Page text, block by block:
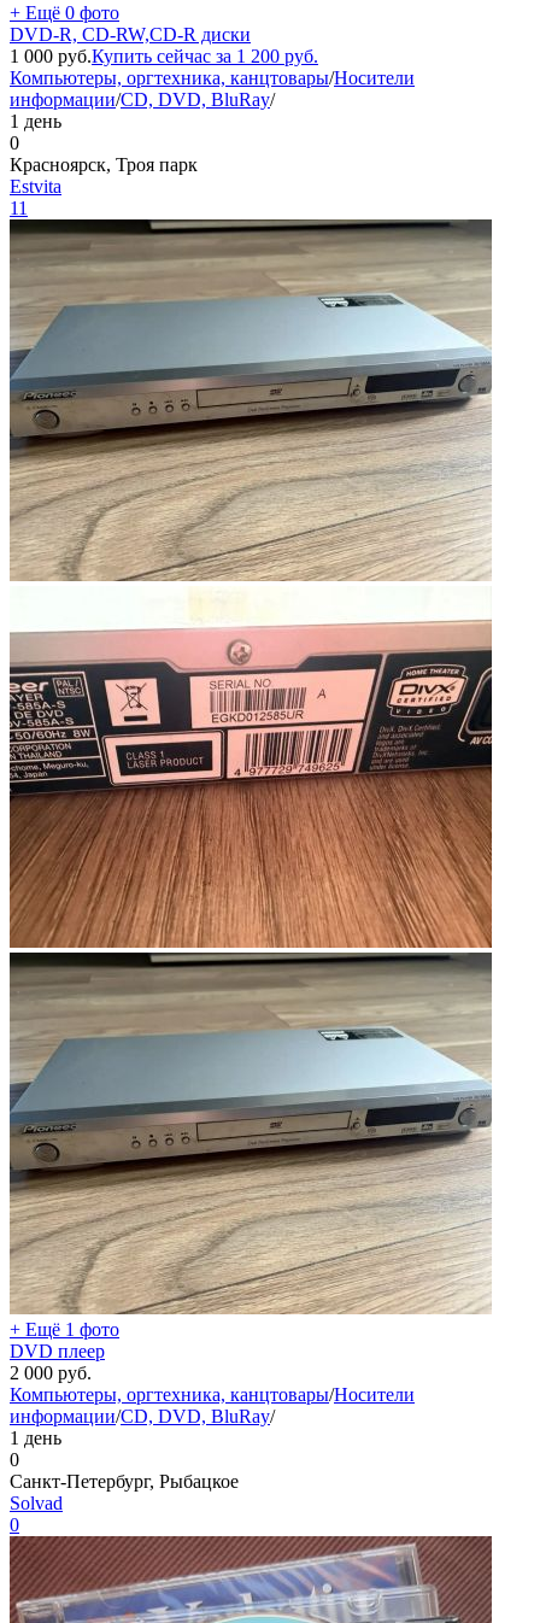
+ Ещё 0 фото
DVD-R, CD-RW,CD-R диски
1 000 руб.Купить сейчас за 1 200 руб.
Компьютеры, оргтехника, канцтовары/Носители
информации/CD, DVD, BluRay/
1 день
0
Красноярск, Троя парк
Estvita
11
+ Ещё 1 фото
DVD плеер
2 000 руб.
Компьютеры, оргтехника, канцтовары/Носители
информации/CD, DVD, BluRay/
1 день
0
Санкт-Петербург, Рыбацкое
Solvad
0